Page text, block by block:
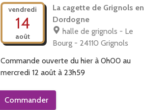
vendredi
14
août
La cagette de Grignols en
Dordogne
halle de grignols - Le
Bourg - 24110 Grignols
Commande ouverte du hier à 0h00 au
mercredi 12 août à 23h59
Commander